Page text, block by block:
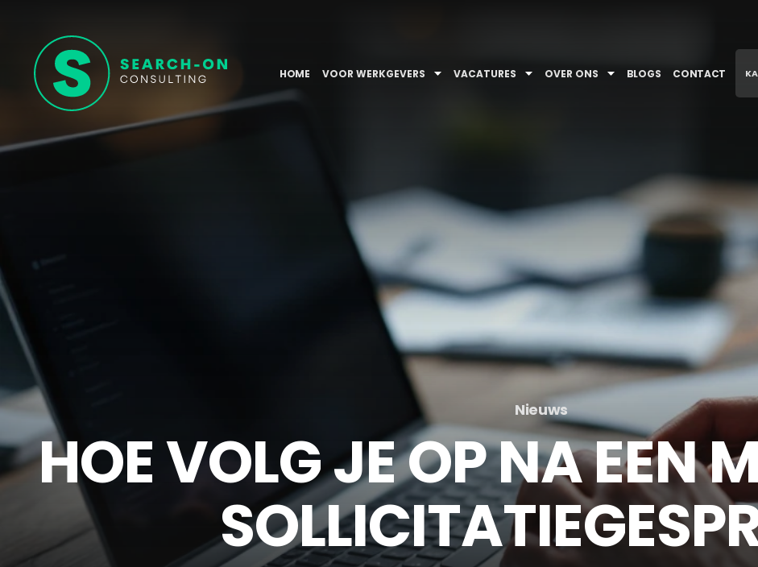
HOME VOOR WERKGEVERS VACATURES OVER ONS BLOGS CONTACT
Nieuws
HOE VOLG JE OP NA EEN